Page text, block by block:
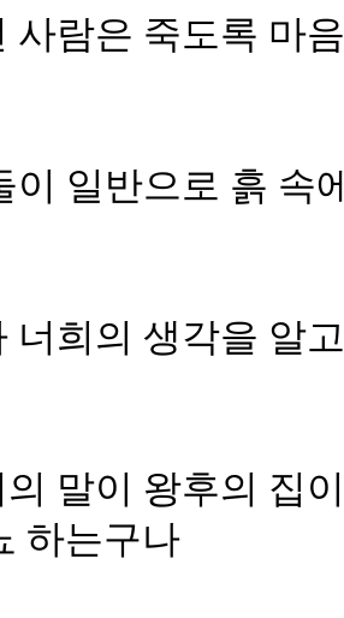
사람은 죽도록 마
이 일반으로 흙 속
너희의 생각을 알
의 말이 왕후의 집
하는구나